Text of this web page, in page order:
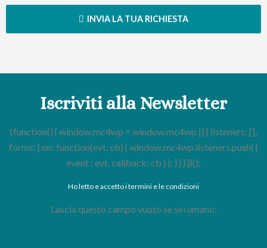
INVIA LA TUA RICHIESTA
Iscriviti alla Newsletter
(function() { window.mc4wp = window.mc4wp || { listeners: [],
forms: { on: function(evt, cb) { window.mc4wp.listeners.push( {
event : evt, callback: cb } ); } } } })();
Ho letto e accetto i termini e le condizioni
Lascia questo campo vuoto se sei umano: